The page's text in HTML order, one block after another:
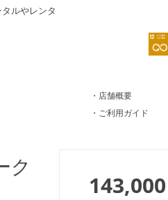
ルやレンタ
・店舗概要
・ご利用ガイド
ク
143,000